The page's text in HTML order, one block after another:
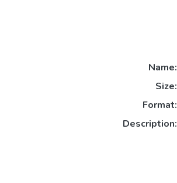
Name:
Size:
Format:
Description: